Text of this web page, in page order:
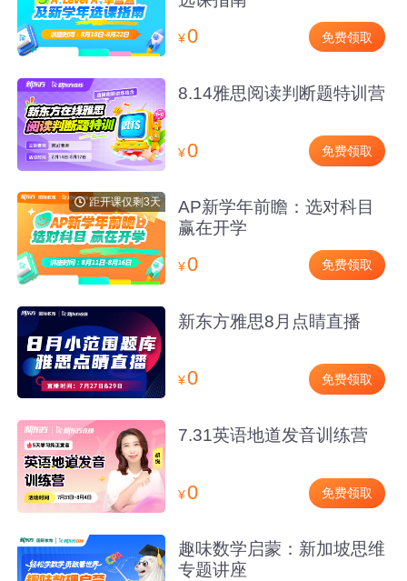
¥0 免费领取
8.14雅思阅读判断题特训营
¥0 免费领取
距开课仅剩3天
AP新学年前瞻：选对科目
赢在开学
¥0 免费领取
新东方雅思8月点睛直播
¥0 免费领取
7.31英语地道发音训练营
¥0 免费领取
趣味数学启蒙：新加坡思维
专题讲座